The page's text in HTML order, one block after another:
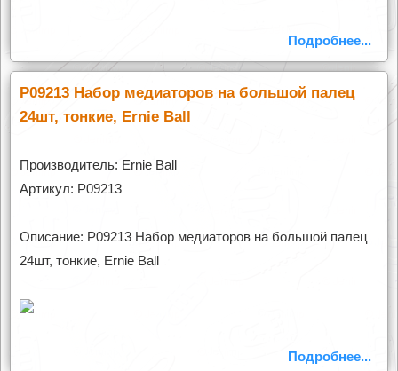
Подробнее...
P09213 Набор медиаторов на большой палец
24шт, тонкие, Ernie Ball
Производитель: Ernie Ball
Артикул: P09213
Описание: P09213 Набор медиаторов на большой палец
24шт, тонкие, Ernie Ball
Подробнее...